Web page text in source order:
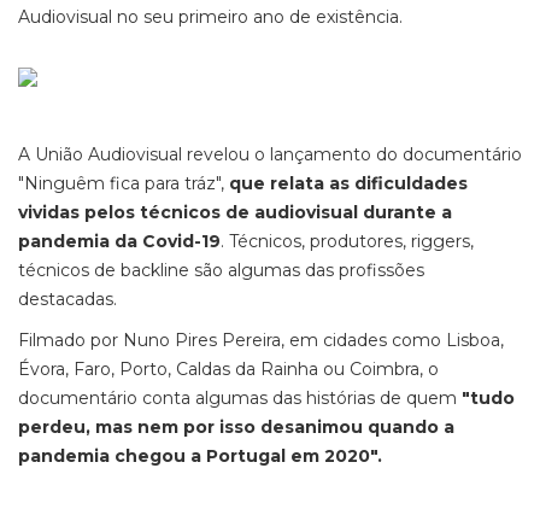
Audiovisual no seu primeiro ano de existência.
A União Audiovisual revelou o lançamento do documentário
"Ninguêm fica para tráz", que relata as dificuldades
vividas pelos técnicos de audiovisual durante a
pandemia da Covid-19. Técnicos, produtores, riggers,
técnicos de backline são algumas das profissões
destacadas.
Filmado por Nuno Pires Pereira, em cidades como Lisboa,
Évora, Faro, Porto, Caldas da Rainha ou Coimbra, o
documentário conta algumas das histórias de quem "tudo
perdeu, mas nem por isso desanimou quando a
pandemia chegou a Portugal em 2020".